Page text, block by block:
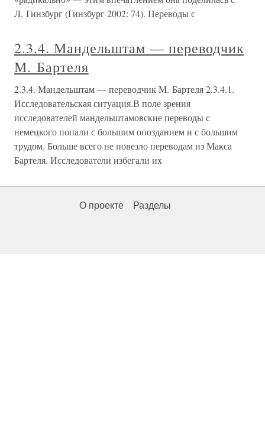
Л. Гинзбург (Гинзбург 2002: 74). Переводы с
2.3.4. Мандельштам — переводчик
М. Бартеля
2.3.4. Мандельштам — переводчик М. Бартеля 2.3.4.1.
Исследовательская ситуация.В поле зрения
исследователей мандельштамовские переводы с
немецкого попали с большим опозданием и с большим
трудом. Больше всего не повезло переводам из Макса
Бартеля. Исследователи избегали их
О проекте Разделы